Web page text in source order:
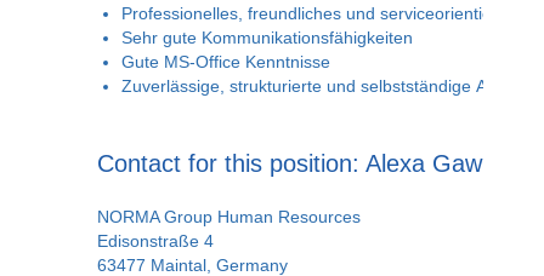
Professionelles, freundliches und serviceorientiertes
Sehr gute Kommunikationsfähigkeiten
Gute MS-Office Kenntnisse
Zuverlässige, strukturierte und selbstständige
Contact for this position: Alexa Gawrosch
NORMA Group Human Resources
Edisonstraße 4
63477 Maintal, Germany